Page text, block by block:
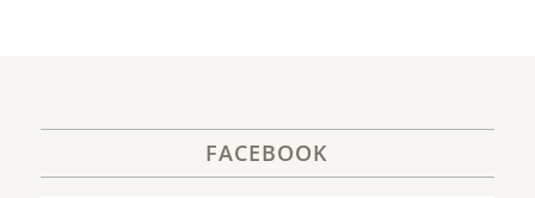
FACEBOOK